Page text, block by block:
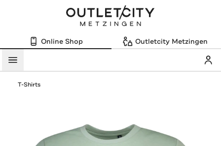
Online Shop Outletcity Metzingen
Menü
T-Shirts